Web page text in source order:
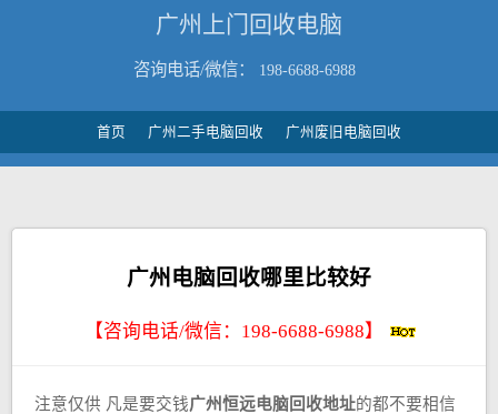
广州上门回收电脑
咨询电话/微信： 198-6688-6988
首页 广州二手电脑回收 广州废旧电脑回收
广州电脑回收哪里比较好
【咨询电话/微信： 198-6688-6988】
注意仅供 凡是要交钱广州恒远电脑回收地址的都不要相信